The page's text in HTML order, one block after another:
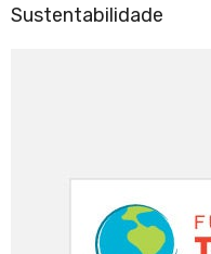
Sustentabilidade